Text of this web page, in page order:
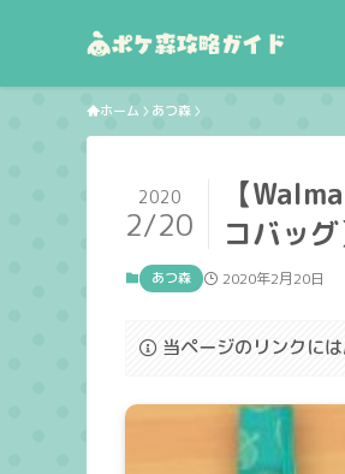
ホーム あつ森
【
コバッ
2020
2/20
あつ森 2020年2月20日
当ページのリンクに